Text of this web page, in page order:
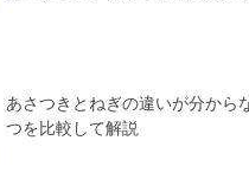
あさつきとねぎの違いが分から
つを比較して解説